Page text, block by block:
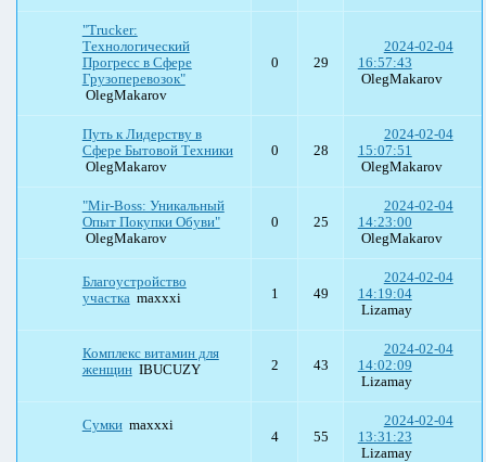
"Trucker:
Технологический
Прогресс в Сфере
Грузоперевозок"
OlegMakarov
0 29
2024-02-04
16:57:43
OlegMakarov
Путь к Лидерству в
Сфере Бытовой Техники
OlegMakarov
0 28
2024-02-04
15:07:51
OlegMakarov
"Mir-Boss: Уникальный
Опыт Покупки Обуви"
OlegMakarov
0 25
2024-02-04
14:23:00
OlegMakarov
Благоустройство
участка maxxxi 1 49
2024-02-04
14:19:04
Lizamay
Комплекс витамин для
женщин IBUCUZY 2 43
2024-02-04
14:02:09
Lizamay
Сумки maxxxi
4 55
2024-02-04
13:31:23
Lizamay